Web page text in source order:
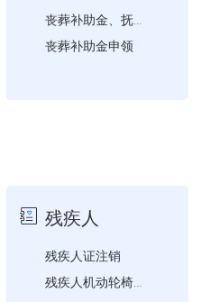
丧葬补助金申领
残疾人
残疾人证注销
残疾人机动轮椅车燃油补贴...